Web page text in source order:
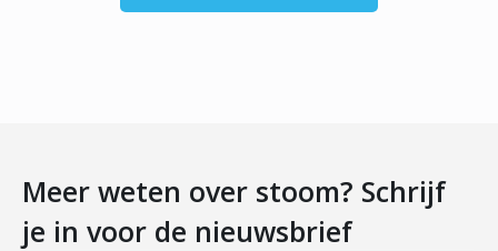
Meer weten over stoom? Schrijf
je in voor de nieuwsbrief